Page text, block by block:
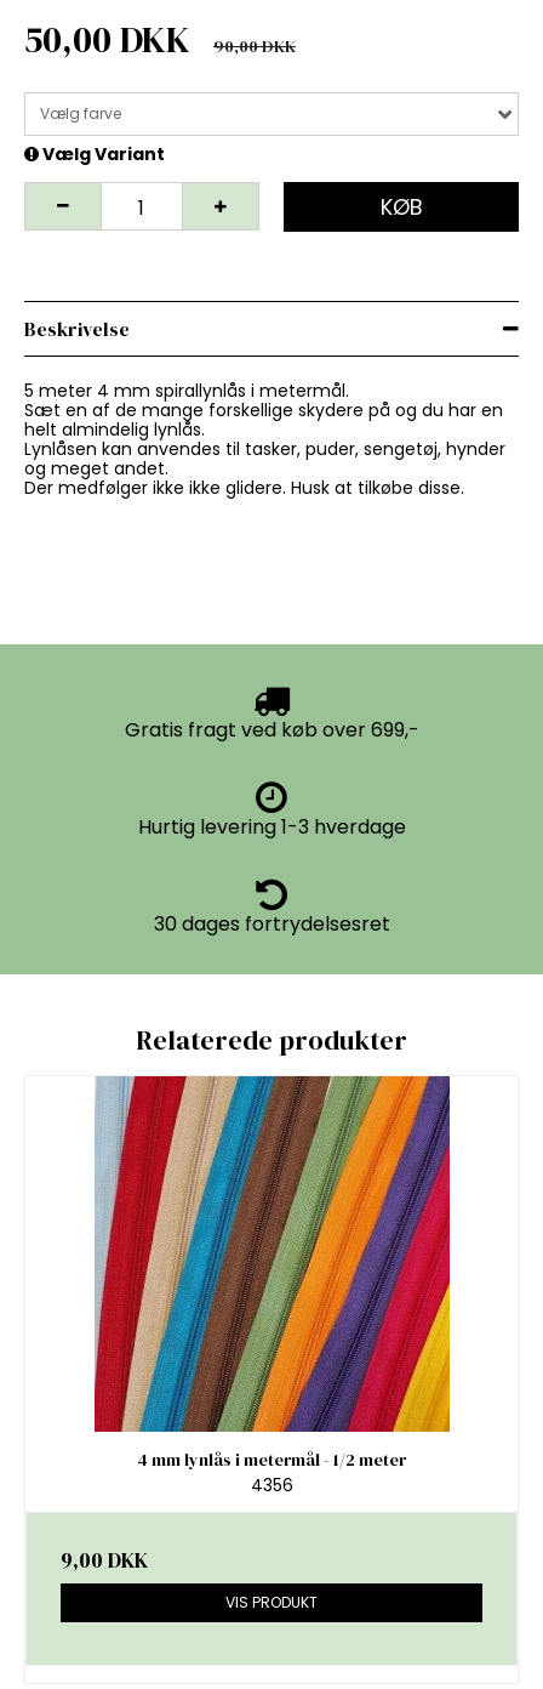
50,00 DKK 90,00 DKK
Vælg farve
Vælg Variant
KØB
Beskrivelse
5 meter 4 mm spirallynlås i metermål.
Sæt en af de mange forskellige skydere på og du har en
helt almindelig lynlås.
Lynlåsen kan anvendes til tasker, puder, sengetøj, hynder
og meget andet.
Der medfølger ikke ikke glidere. Husk at tilkøbe disse.
Gratis fragt ved køb over 699,-
Hurtig levering 1-3 hverdage
30 dages fortrydelsesret
Relaterede produkter
4 mm lynlås i metermål - 1/2 meter
4356
9,00 DKK
VIS PRODUKT